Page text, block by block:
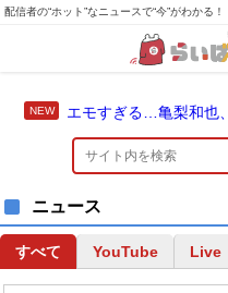
配信者の“ホット”なニュースで“今”がわかる！
ニュース
すべて YouTube Live